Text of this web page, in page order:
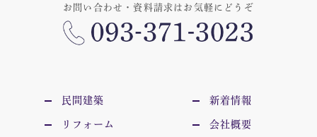
お問い合わせ・資料請求はお気軽にどうぞ
民間建築
リフォーム
新着情報
会社概要